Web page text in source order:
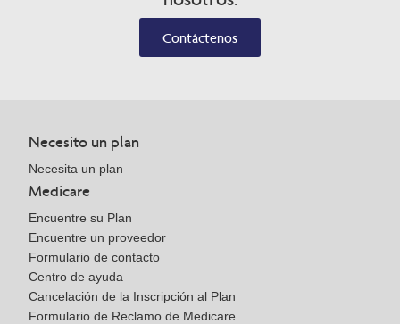
Contáctenos
Necesito un plan
Necesita un plan
Medicare
Encuentre su Plan
Encuentre un proveedor
Formulario de contacto
Centro de ayuda
Cancelación de la Inscripción al Plan
Formulario de Reclamo de Medicare